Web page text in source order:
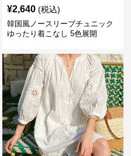
¥2,640 (税込)
韓国風ノースリーブチュニック
ゆったり着こなし 5色展開